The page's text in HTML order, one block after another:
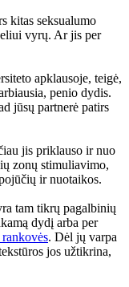
kitas seksualumo
vyrų. Ar jis per
apklausoje, teigė,
penio dydis.
jūsų partnerė patirs
jis priklauso ir nuo
zonų stimuliavimo,
ir nuotaikos.
tam tikrų pagalbinių
dydį arba per
. Dėl jų varpa
jos užtikrina,